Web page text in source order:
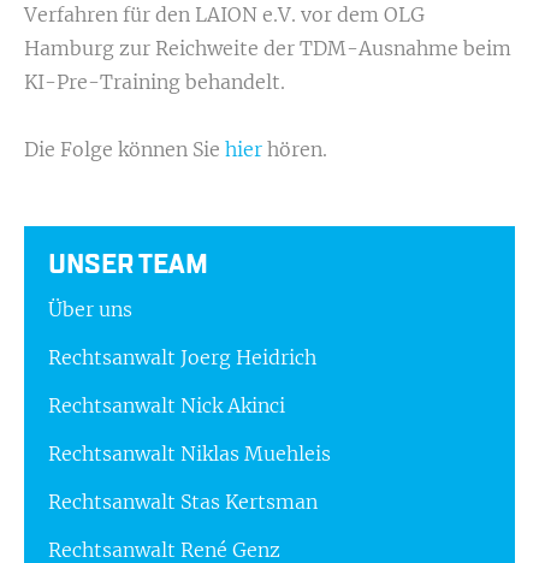
Verfahren für den LAION e.V. vor dem OLG
Hamburg zur Reichweite der TDM-Ausnahme beim
KI-Pre-Training behandelt.
Die Folge können Sie hier hören.
UNSER TEAM
Über uns
Rechtsanwalt Joerg Heidrich
Rechtsanwalt Nick Akinci
Rechtsanwalt Niklas Muehleis
Rechtsanwalt Stas Kertsman
Rechtsanwalt René Genz